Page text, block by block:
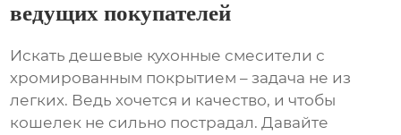
ведущих покупателей
Искатьдешевые кухонные смесители с
хромированным покрытием – задача не из
легких. Ведь хочется и качество, и чтобы
кошелек не сильно пострадал. Давайте